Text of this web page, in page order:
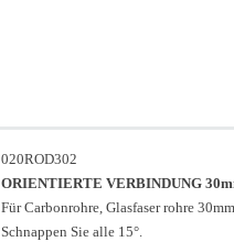
020ROD302
ORIENTIERTE VERBINDUNG
Für Carbonrohre, Glasfaser rohre
Schnappen Sie alle 15°.